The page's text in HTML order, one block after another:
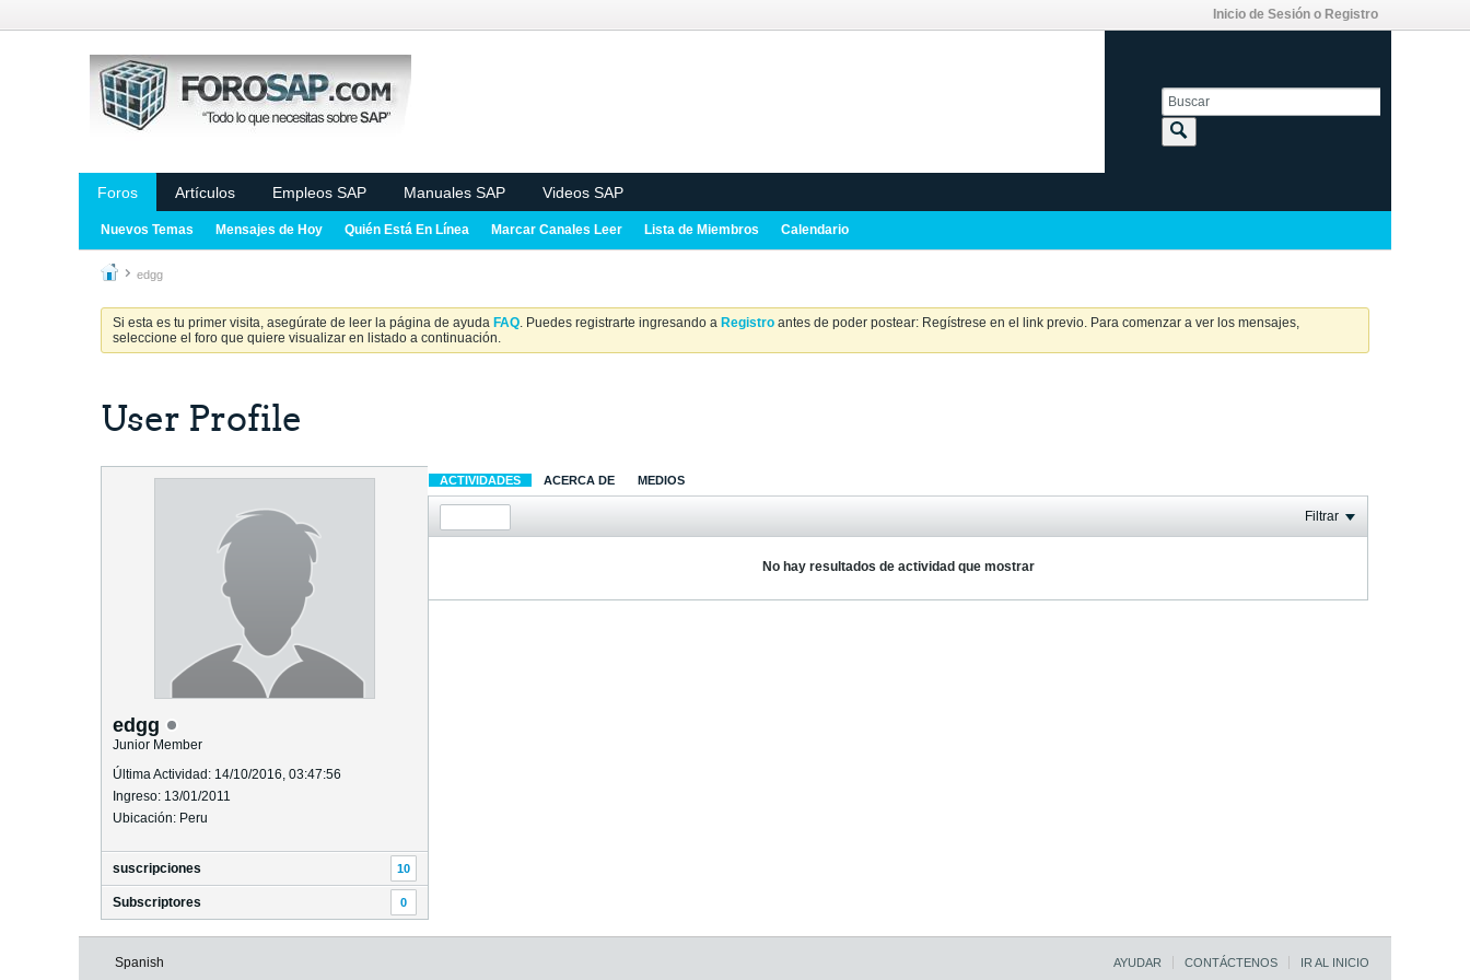
Inicio de Sesión o Registro
Foros Artículos Empleos SAP Manuales SAP Videos SAP
Nuevos Temas Mensajes de Hoy Quién Está En Línea Marcar Canales Leer Lista de Miembros Calendario
edgg
Si esta es tu primer visita, asegúrate de leer la página de ayuda FAQ. Puedes registrarte ingresando a Registro antes de poder postear: Regístrese en el link previo. Para comenzar a ver los mensajes,
seleccione el foro que quiere visualizar en listado a continuación.
User Profile
edgg
Junior Member
Última Actividad: 14/10/2016, 03:47:56
Ingreso: 13/01/2011
Ubicación: Peru
suscripciones 10
Subscriptores 0
ACTIVIDADES ACERCA DE MEDIOS
Filtrar
No hay resultados de actividad que mostrar
Spanish AYUDAR CONTÁCTENOS IR AL INICIO